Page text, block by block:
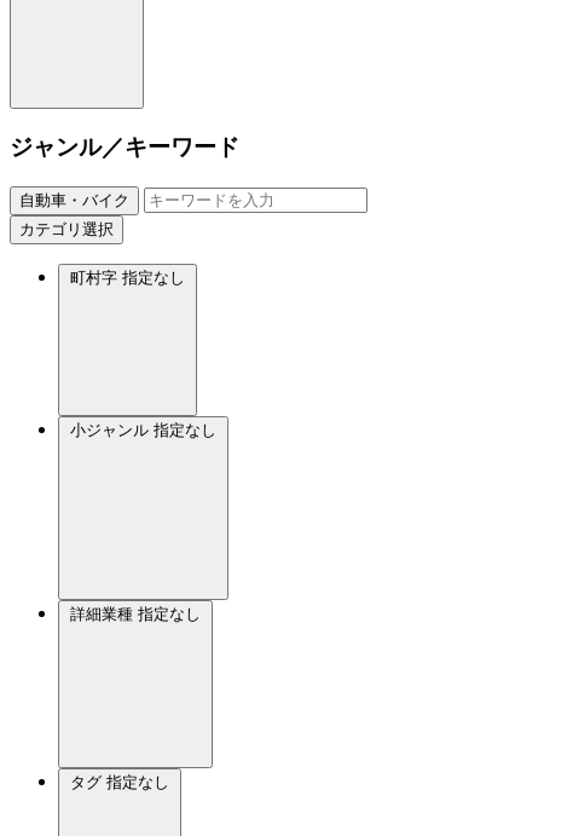
ジャンル／キーワード
自動車・バイク
カテゴリ選択
町村字 指定なし
小ジャンル 指定なし
詳細業種 指定なし
タグ 指定なし